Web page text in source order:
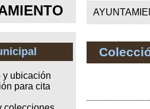
y ubicación
para cita